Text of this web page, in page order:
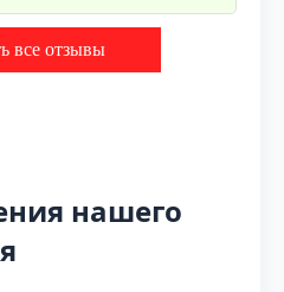
все отзывы
нашего